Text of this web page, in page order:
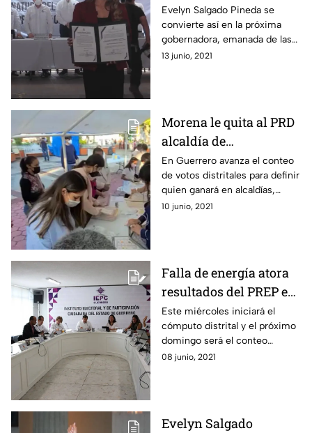
Guerrero
Evelyn Salgado Pineda se
convierte así en la próxima
gobernadora, emanada de las
filas de Morena y quien
13 junio, 2021
Morena le quita al PRD
alcaldía de
Chilpancingo y retiene
Acapulco
En Guerrero avanza el conteo
de votos distritales para definir
quien ganará en alcaldías,
congreso y gubernatura.
10 junio, 2021
Falla de energía atora
resultados del PREP en
Guerrero: IEPC
Este miércoles iniciará el
cómputo distrital y el próximo
domingo será el conteo
estatal.
08 junio, 2021
Evelyn Salgado